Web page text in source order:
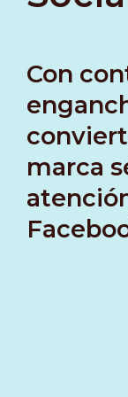
Con
marca